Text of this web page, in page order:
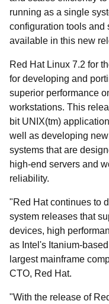
running as a single
configuration tools and
available in this new
Red Hat Linux 7.2 for
for developing and
superior performance
workstations. This
bit UNIX(tm)
well as developing
systems that are
high-end servers and
reliability.
"Red Hat continues to
system releases that
devices, high
as Intel's Itanium-
largest mainframe
CTO, Red Hat.
"With the release of